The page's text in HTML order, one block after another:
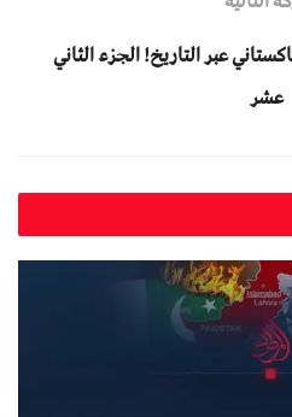
عبر التاريخ! الجزء الثاني
عشر